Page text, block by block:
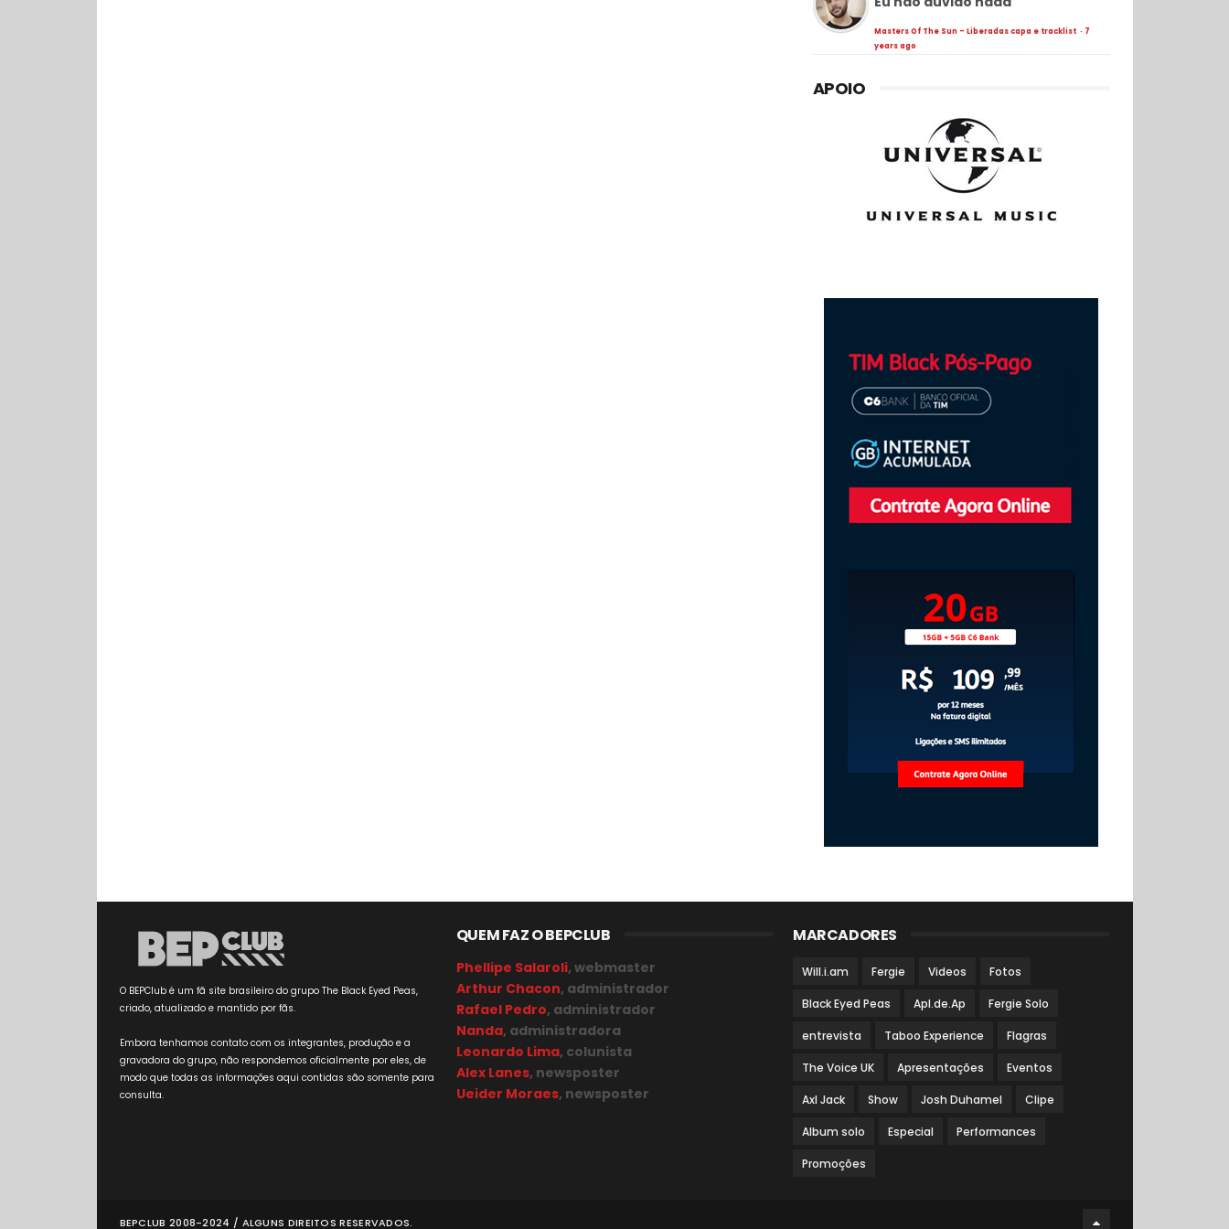
Masters Of The Sun - Liberadas capa e tracklist · 7
years ago
APOIO
O BEPClub é um fã site brasileiro do grupo The Black Eyed Peas,
criado, atualizado e mantido por fãs.
Embora tenhamos contato com os integrantes, produção e a
gravadora do grupo, não respondemos oficialmente por eles, de
modo que todas as informações aqui contidas são somente para
consulta.
QUEM FAZ O BEPCLUB
Phellipe Salaroli, webmaster
Arthur Chacon, administrador
Rafael Pedro, administrador
Nanda, administradora
Leonardo Lima, colunista
Alex Lanes, newsposter
Ueider Moraes, newsposter
MARCADORES
Will.i.am Fergie Videos Fotos
Black Eyed Peas Apl.de.Ap Fergie Solo
entrevista Taboo Experience Flagras
The Voice UK Apresentações Eventos
Axl Jack Show Josh Duhamel Clipe
Album solo Especial Performances
Promoções
BEPCLUB 2008-2024 / ALGUNS DIREITOS RESERVADOS.